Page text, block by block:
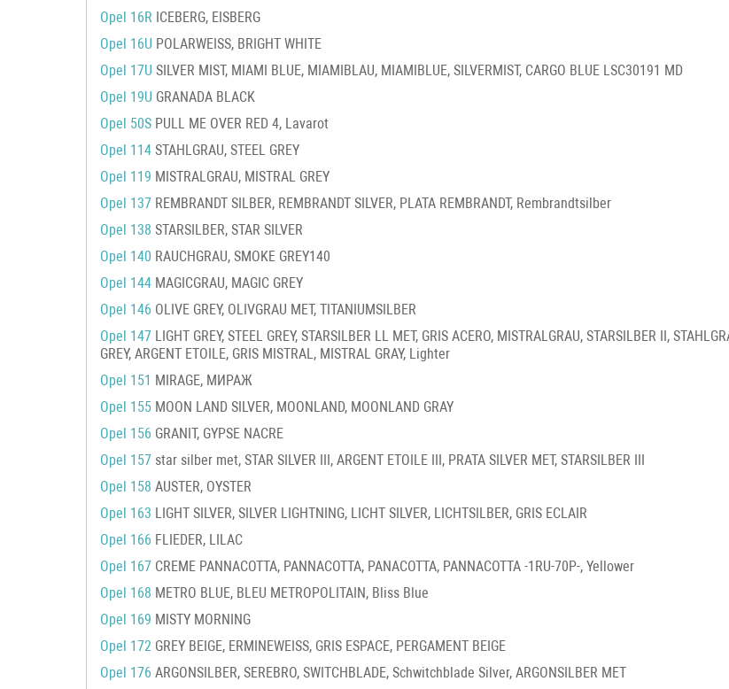
Opel 16R ICEBERG, EISBERG
Opel 16U POLARWEISS, BRIGHT WHITE
Opel 17U SILVER MIST, MIAMI BLUE, MIAMIBLAU, MIAMIBLUE, SILVERMIST, CARGO BLUE LSC30191 MD
Opel 19U GRANADA BLACK
Opel 50S PULL ME OVER RED 4, Lavarot
Opel 114 STAHLGRAU, STEEL GREY
Opel 119 MISTRALGRAU, MISTRAL GREY
Opel 137 REMBRANDT SILBER, REMBRANDT SILVER, PLATA REMBRANDT, Rembrandtsilber
Opel 138 STARSILBER, STAR SILVER
Opel 140 RAUCHGRAU, SMOKE GREY140
Opel 144 MAGICGRAU, MAGIC GREY
Opel 146 OLIVE GREY, OLIVGRAU MET, TITANIUMSILBER
Opel 147 LIGHT GREY, STEEL GREY, STARSILBER LL MET, GRIS ACERO, MISTRALGRAU, STARSILBER II,
GREY, ARGENT ETOILE, GRIS MISTRAL, MISTRAL GRAY, Lighter
Opel 151 MIRAGE, МИРАЖ
Opel 155 MOON LAND SILVER, MOONLAND, MOONLAND GRAY
Opel 156 GRANIT, GYPSE NACRE
Opel 157 star silber met, STAR SILVER III, ARGENT ETOILE III, PRATA SILVER MET, STARSILBER III
Opel 158 AUSTER, OYSTER
Opel 163 LIGHT SILVER, SILVER LIGHTNING, LICHT SILVER, LICHTSILBER, GRIS ECLAIR
Opel 166 FLIEDER, LILAC
Opel 167 CREME PANNACOTTA, PANNACOTTA, PANACOTTA, PANNACOTTA -1RU-70P-, Yellower
Opel 168 METRO BLUE, BLEU METROPOLITAIN, Bliss Blue
Opel 169 MISTY MORNING
Opel 172 GREY BEIGE, ERMINEWEISS, GRIS ESPACE, PERGAMENT BEIGE
Opel 176 ARGONSILBER, SEREBRO, SWITCHBLADE, Schwitchblade Silver, ARGONSILBER MET